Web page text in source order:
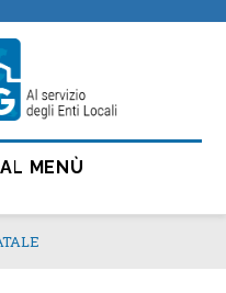
MENÙ